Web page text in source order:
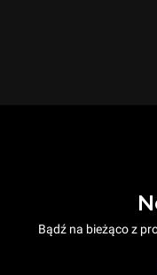
Bądź na bieżąco z